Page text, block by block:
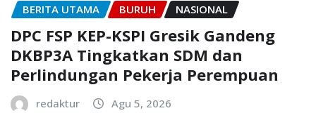
BERITA UTAMA BURUH NASIONAL
DPC FSP KEP-KSPI Gresik Gandeng
DKBP3A Tingkatkan SDM dan
Perlindungan Pekerja Perempuan
redaktur Agu 5, 2026